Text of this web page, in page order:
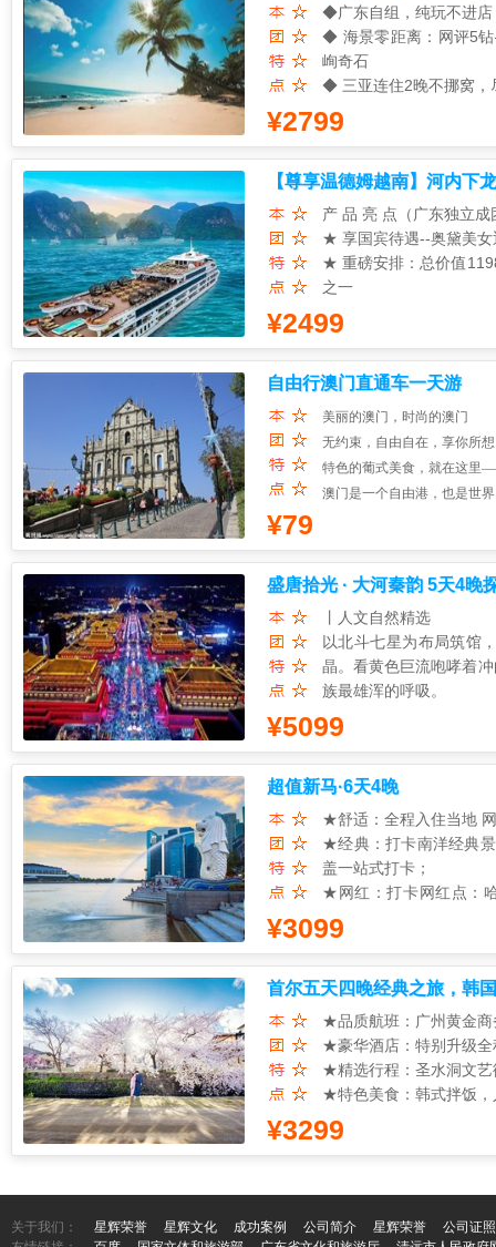
★特别赠送恭王府：探
★ 温馨赠礼 ★★★★★
①赠送升旗仪式 ②登长
★ 品味京城美食
传统团餐已升级 美食行
1.八达岭自助餐：无限量
2.北京烤鸭宴：品尝整只
3.涮羊肉自助：采用铜
4.老北京饺子宴：感受
5.网红绿茶餐厅：精选
※ 半部近代史的活态博
南园林格局的国民政府
※ 攀登中国第一高楼中
楼，总高度632米，以
※ 光影钱塘江船上夜游
神秘的纱幔，等待着每
※ 全程享自助早餐 ｜ 享
满的品质生活；
※ “鸭味江湖”-金陵全鸭
各种形式鸭肴烹饪技法
◆广东自组，纯玩不进店
◆ 海景零距离：网评5
峋奇石
◆ 三亚连住2晚不挪窝，
◆ 西岛海上乐园：踏浪
◆ 莺歌海盐场：漫步“天
◆ 槟榔谷黎苗文化：走
◆ 直升机空中瞰景：换
◆ 亚特兰蒂斯奇幻之旅
秀》，感受水上芭蕾与
◆ 沙滩赶海：亲子协作
◆ 品鉴地道黎家簸箕宴
¥2799
【尊享温德姆越南】河内下
5天游
产 品 亮 点（广东独立
★ 享国宾待遇--奥黛美女
★ 重磅安排：总价值
之一
★ 赠送：价值108元/人
★ 五彩斑斓的欧洲小镇
拍都很出片；
★ 于广宁省最美丽的下
★ 外观越南国家中央政
★ 美食新篇章：全程7正
餐+下午茶 海鲜/烤肉/沙
¥2499
自由行澳门直通车一天游
美丽的澳门，时尚的澳门
无约束，自由自在，享你所想
特色的葡式美食，就在这里
澳门是一个自由港，也是世
¥79
盛唐拾光 · 大河秦韵 5天4晚
丨人文自然精选
以北斗七星为布局筑馆
晶。看黄色巨流咆哮着
族最雄浑的呼吸。
丨长安的史诗感
秦始皇拉开了华夏民族
参观 兵马俑 揭开地下军
情故事。登上明朝始建
丨小众古城之旅
藏匿于古都长安东边，
于1500多年前的古城，
间，文庙、城隍庙、状
畅游天幕街区 大唐不夜
步行街区。大慈恩寺 聆
丨亲子加倍&美食之旅
在永兴坊，回民街寻觅
西安好滋味：品味当地
¥5099
超值新马·6天4晚
★舒适：全程入住当地
★经典：打卡南洋经典
盖一站式打卡；
★网红：打卡网红点：
片；
★美食：海南鸡的滑嫩
饭，全方位触动您的味
★安心：特别赠送中国
航，让您毫无后顾之忧
¥3099
首尔五天四晚经典之旅，韩
★品质航班：广州黄金商
★豪华酒店：特别升级
★精选行程：圣水洞文
★特色美食：韩式拌饭
★特别赠送：
1、游览朝鲜王朝王宫景
3、跑男拍摄地、首尔美
5、每人一份保额50万元
¥3299
关于我们： 星辉荣誉 星辉文化 成功案例 公司简介 星辉荣誉
公司证